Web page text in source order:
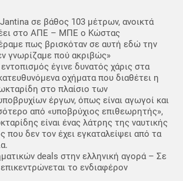
σε βάθος 103 μέτρων, ανοικτά
στο ΑΠΕ – ΜΠΕ ο Κώστας
πως βρισκόταν σε αυτή εδώ την
γνωρίζαμε πού ακριβώς»
έγινε δυνατός χάρις στα
οχήματα που διαθέτει η
στο πλαίσιο των
έργων, όπως είναι αγωγοί και
από «υποβρύχιος επιθεωρητής»,
είναι ένας λάτρης της ναυτικής
που δεν τον έχει εγκαταλείψει από τα
deals στην ελληνική αγορά – Σε
το ενδιαφέρον